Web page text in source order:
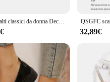
from day to night. The shoes are
on your feet all day or
at an affordable price.
Tacchi alti classici da donna Decorazione semplice superiore e fibbia in metallo Stile semplice e alla moda
32,89€